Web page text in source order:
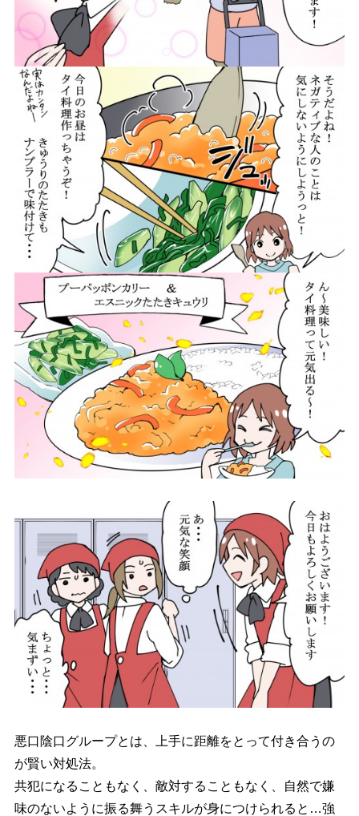
悪口陰口グループとは、上手に距離をとって付き合うの
が賢い対処法。
共犯になることもなく、敵対することもなく、自然で嫌
味のないように振る舞うスキルが身につけられると…強